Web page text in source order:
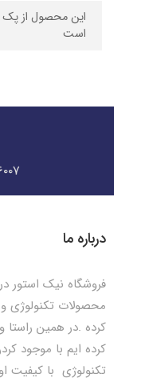
است
درباره ما
محصولات تکنولوژی
کرده .در همین
تکنولوژی با کیفیت